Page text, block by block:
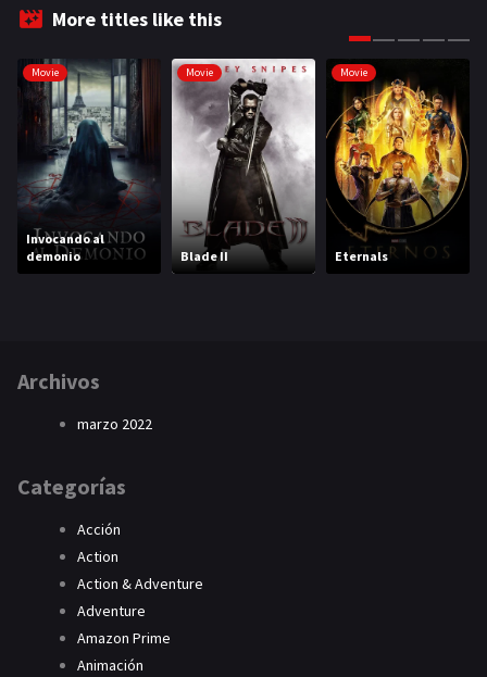
More titles like this
Movie
Invocando al
demonio
Movie
Blade II
Movie
Eternals
Archivos
marzo 2022
Categorías
Acción
Action
Action & Adventure
Adventure
Amazon Prime
Animación